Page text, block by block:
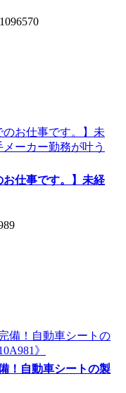
お仕事です。】未経
！自動車シートの製